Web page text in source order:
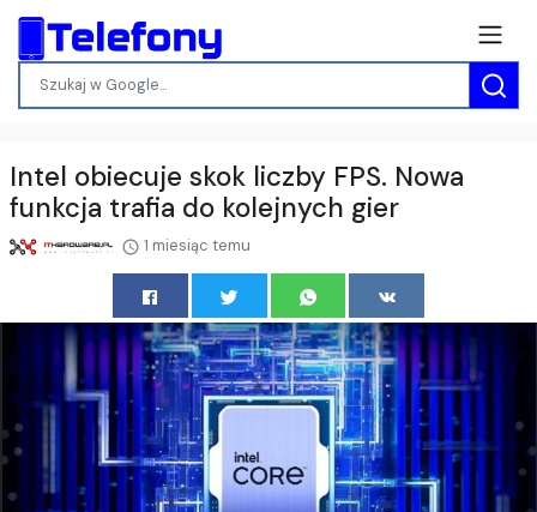
Intel obiecuje skok liczby FPS. Nowa
funkcja trafia do kolejnych gier
1 miesiąc temu